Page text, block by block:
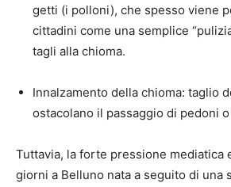
getti (i polloni), che spesso viene
cittadini come una semplice
tagli alla chioma.
Innalzamento della chioma: taglio
ostacolano il passaggio di pedoni
Tuttavia, la forte pressione mediatica
giorni a Belluno nata a seguito di una